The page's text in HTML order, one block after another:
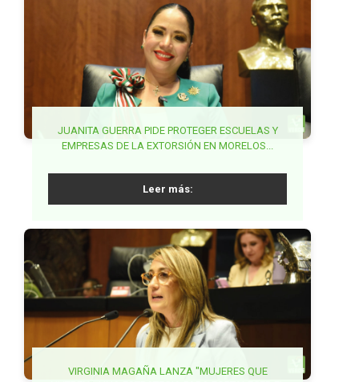
JUANITA GUERRA PIDE PROTEGER ESCUELAS Y
EMPRESAS DE LA EXTORSIÓN EN MORELOS...
Leer más:
VIRGINIA MAGAÑA LANZA "MUJERES QUE
BUSCA VIRGILIO MENDOZA GARANTIZAR
COMPATIBILIDAD ENTRE TRABAJO Y DESARROLLO
Leer más:
BUSCA ROCÍO CORONA INCLUIR LENGUAJE
INCLUSIVO EN LEY DE PROTECCIÓN CIVIL...
Leer más:
PARTIDO VERDE EXIGE ACCIONES COORDINADAS